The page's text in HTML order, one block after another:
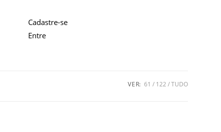
Cadastre-se
Entre
VER: 61 122 TUDO